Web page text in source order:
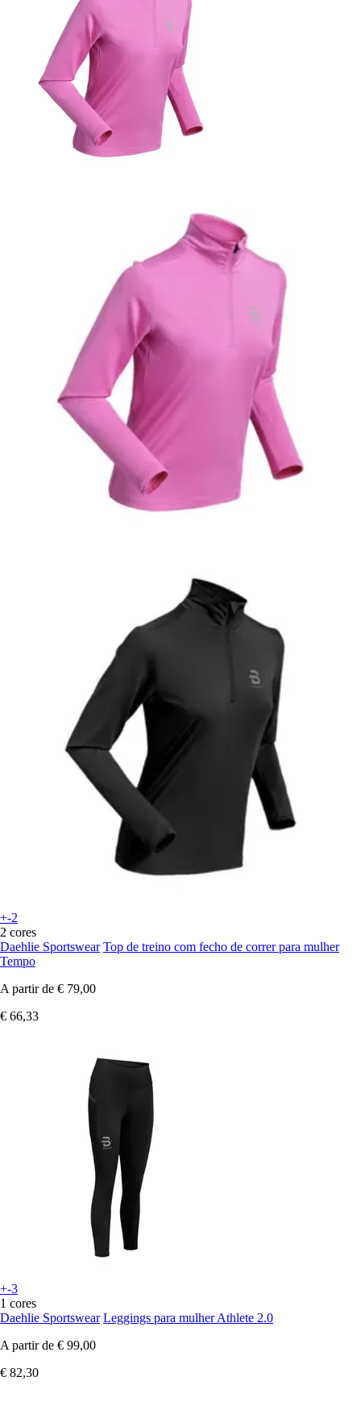
+-2
2 cores
Daehlie Sportswear Top de treino com fecho de correr para mulher
Tempo
A partir de € 79,00
€ 66,33
+-3
1 cores
Daehlie Sportswear Leggings para mulher Athlete 2.0
A partir de € 99,00
€ 82,30